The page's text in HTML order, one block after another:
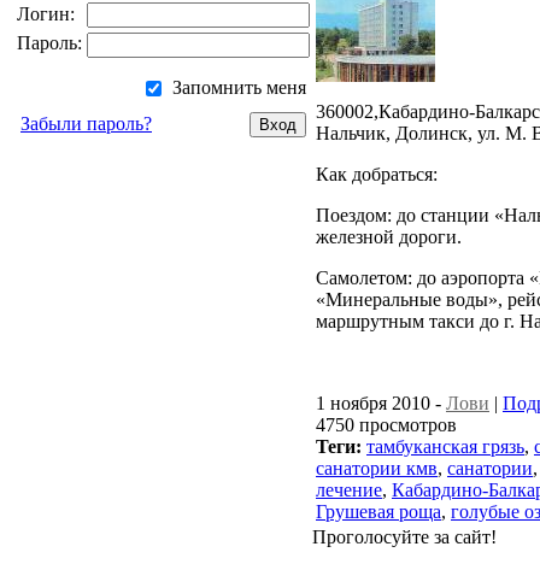
Логин:
Пароль:
Запомнить меня
Забыли пароль?
360002,Кабардино-
Нальчик, Долинск, ул. М.
Как добраться:
Поездом: до станции
железной дороги.
Самолетом: до аэропорта
«Минеральные воды»,
маршрутным такси до г.
1 ноября 2010 - Лови |
4750 просмотров
Теги: тамбуканская грязь,
санатории кмв, санатории
лечение, Кабардино-
Грушевая роща, голубые
Проголосуйте за сайт!